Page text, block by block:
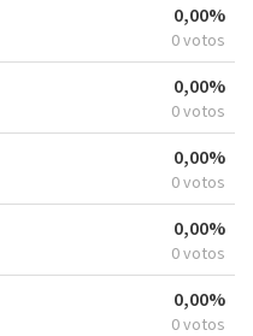
0,00%
0 votos
0,00%
0 votos
0,00%
0 votos
0,00%
0 votos
0,00%
0 votos